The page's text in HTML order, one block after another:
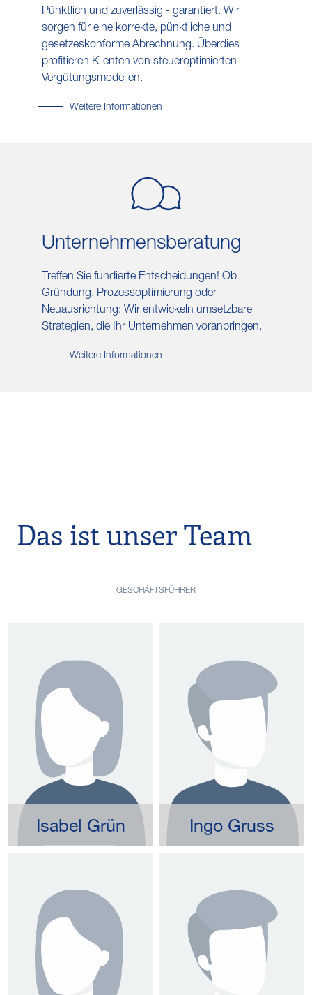
Pünktlich und zuverlässig - garantiert. Wir
sorgen für eine korrekte, pünktliche und
gesetzeskonforme Abrechnung. Überdies
profitieren Klienten von steueroptimierten
Vergütungsmodellen.
Unternehmens​beratung
Treffen Sie fundierte Entscheidungen! Ob
Gründung, Prozessoptimierung oder
Neuausrichtung: Wir entwickeln umsetzbare
Strategien, die Ihr Unternehmen voranbringen.
Weitere Informationen
Weitere Informationen
Das ist unser Team
GESCHÄFTSFÜHRER
Isabel Grün Ingo Gruss